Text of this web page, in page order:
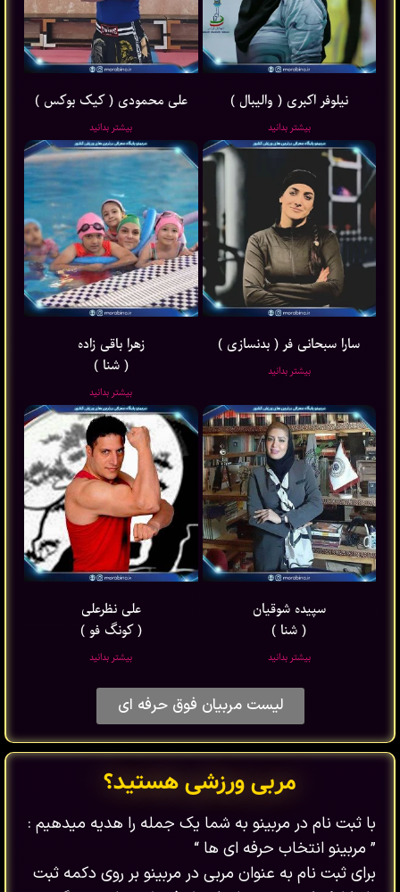
نیلوفر اکبری ( والیبال )
بیشتر بدانید
علی محمودی ( کیک بوکس )
بیشتر بدانید
سارا سبحانی فر ( بدنسازی )
بیشتر بدانید
زهرا باقی ‌زاده
( شنا )
بیشتر بدانید
سپیده شوقیان
( شنا )
بیشتر بدانید
علی نظرعلی
( کونگ فو )
بیشتر بدانید
لیست مربیان فوق حرفه ای
مربی ورزشی هستید؟
با ثبت نام در مربینو به شما یک جمله را هدیه میدهیم :
” مربینو انتخاب حرفه ای ها “
برای ثبت نام به عنوان مربی در مربینو بر روی دکمه ثبت